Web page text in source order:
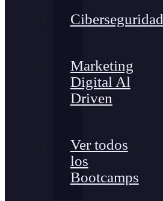
Ciberseguridad
Marketing
Digital Al
Driven
Ver todos
los
Bootcamps